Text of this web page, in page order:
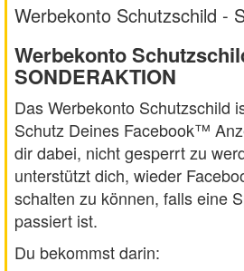
Werbekonto Schutzschild -
Werbekonto
SONDERAKTION
Das Werbekonto Schutzschild
Schutz Deines Facebook™
dir dabei, nicht gesperrt zu
unterstützt dich, wieder
schalten zu können, falls eine
passiert ist.
Du bekommst darin: